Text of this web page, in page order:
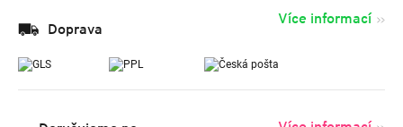
Doprava
Více informací